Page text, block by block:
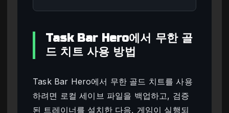
Task Bar Hero에서 무한 골
드 치트 사용 방법
Task Bar Hero에서 무한 골드 치트를 사용
하려면 로컬 세이브 파일을 백업하고, 검증
된 트레이너를 설치한 다음, 게임이 실행되